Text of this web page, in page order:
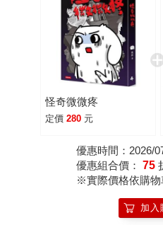
怪奇微微疼
定價 280 元
優惠時間：2026/
優惠組合價： 75
※實際價格依購物
加入